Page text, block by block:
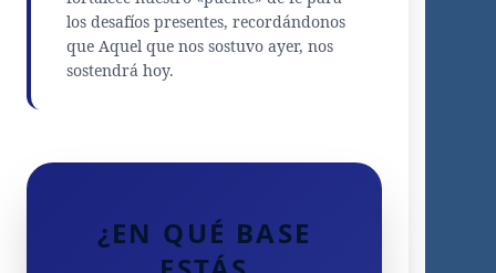
los desafíos presentes, recordándonos
que Aquel que nos sostuvo ayer, nos
sostendrá hoy.
¿EN QUÉ BASE